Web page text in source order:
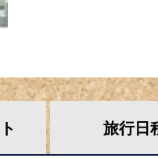
旅行日